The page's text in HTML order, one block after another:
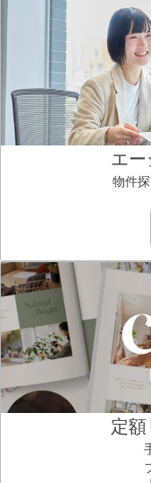
エー
物件
定額